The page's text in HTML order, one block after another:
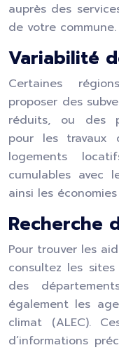
auprès des
de votre commune.
Variabilité
Certaines
proposer des
réduits, ou des
pour les travaux
logements
cumulables avec
ainsi les
Recherche
Pour trouver les
consultez les
des
également les
climat (ALEC).
d’informations